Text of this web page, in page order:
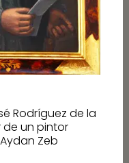
Rodríguez de la
de un pintor
Zeb